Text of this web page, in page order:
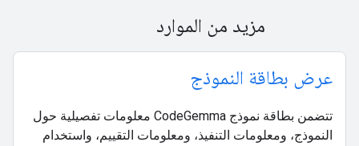
مزيد من الموارد
عرض بطاقة النموذج
تتضمن بطاقة نموذج CodeGemma معلومات تفصيلية حول
النموذج، ومعلومات التنفيذ، ومعلومات التقييم، واستخدام